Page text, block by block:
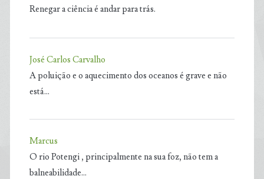
Renegar a ciência é andar para trás.
José Carlos Carvalho
A poluição e o aquecimento dos oceanos é grave e não
está…
Marcus
O rio Potengi , principalmente na sua foz, não tem a
balneabilidade…